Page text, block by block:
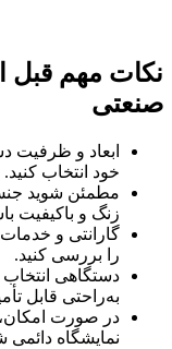
نکات مهم قبل
صنعتی
ابعاد و ظرفیت
خود انتخاب کنید.
زنگ و باکیفیت
گارانتی و
را بررسی کنید.
دستگاهی
به‌راحتی قابل
در صورت
نمایشگاه دائمی